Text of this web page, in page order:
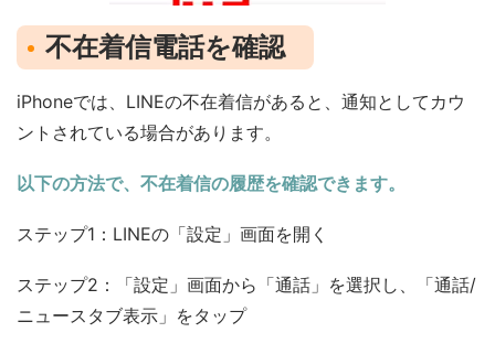
不在着信電話を確認
iPhoneでは、LINEの不在着信があると、通知としてカウ
ントされている場合があります。
以下の方法で、不在着信の履歴を確認できます。
ステップ1：LINEの「設定」画面を開く
ステップ2：「設定」画面から「通話」を選択し、「通話/
ニュースタブ表示」をタップ